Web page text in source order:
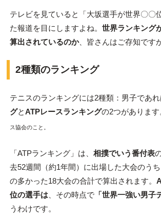
テレビを見ていると「大坂選手が世界〇〇
た報道を目にしますよね。 世界ランキング
算出されているのか、皆さんはご存知です
2種類のランキング
テニスのランキングには2種類：男子であ
グとATPレースランキングの2つがあります
ス協会のこと。
「ATPランキング」は、 相撲でいう番付表
去52週間（約1年間）に出場した大会のう
の多かった18大会の合計で算出されます。
位の選手は、その時点で「世界一強い男子
うわけです。